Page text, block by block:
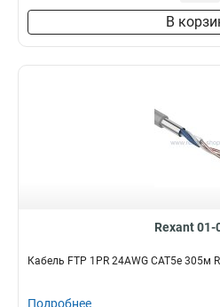
В
Rexant 01-
Кабель FTP 1PR 24AWG CAT5e 305м
Подробнее